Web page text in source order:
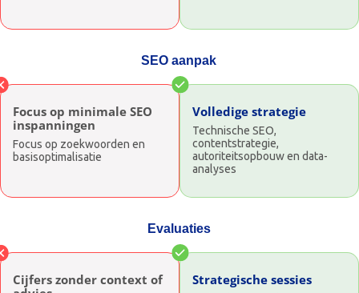
SEO aanpak
Focus op minimale SEO
inspanningen
Focus op zoekwoorden en
basisoptimalisatie
Evaluaties
Cijfers zonder context of
Volledige strategie
Technische SEO,
contentstrategie,
autoriteitsopbouw en data-
analyses
Strategische sessies